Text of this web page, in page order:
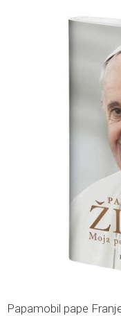
Papamobil pape